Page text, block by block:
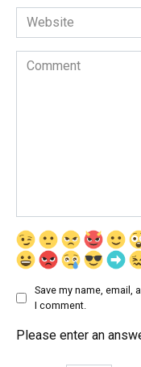
Website
Comment
Save my name, email,
I comment.
Please enter an